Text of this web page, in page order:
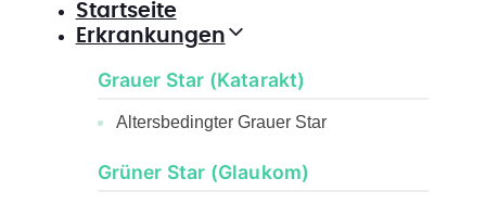
Startseite
Erkrankungen
Grauer Star (Katarakt)
Altersbedingter Grauer Star
Grüner Star (Glaukom)